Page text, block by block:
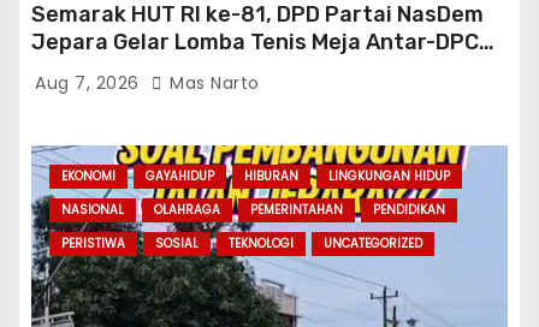
Semarak HUT RI ke-81, DPD Partai NasDem
Jepara Gelar Lomba Tenis Meja Antar-DPC
Se-Kabupaten
Aug 7, 2026 Mas Narto
EKONOMI GAYAHIDUP HIBURAN
LINGKUNGAN HIDUP
NASIONAL
OLAHRAGA PEMERINTAHAN
PENDIDIKAN
PERISTIWA
SOSIAL TEKNOLOGI UNCATEGORIZED